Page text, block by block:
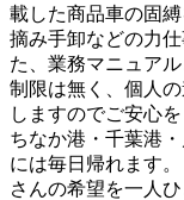
載した商品車の固
摘み手卸などの力
た、業務マニュア
制限は無く、個人
しますのでご安心
ちなか港・千葉港
には毎日帰れます
さんの希望を一人